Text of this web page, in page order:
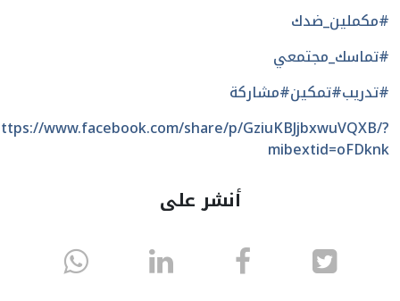
#مكملين_ضدك
#تماسك_مجتمعي
#تدريب#تمكين#مشاركة
www.facebook.com/share/p/GziuKBJjbxwuVQXB/?
mibextid=oFDknk
أنشر على
انشر انشر انشر